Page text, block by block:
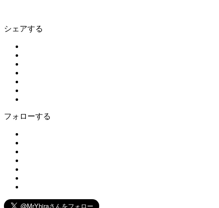
シェアする
フォローする